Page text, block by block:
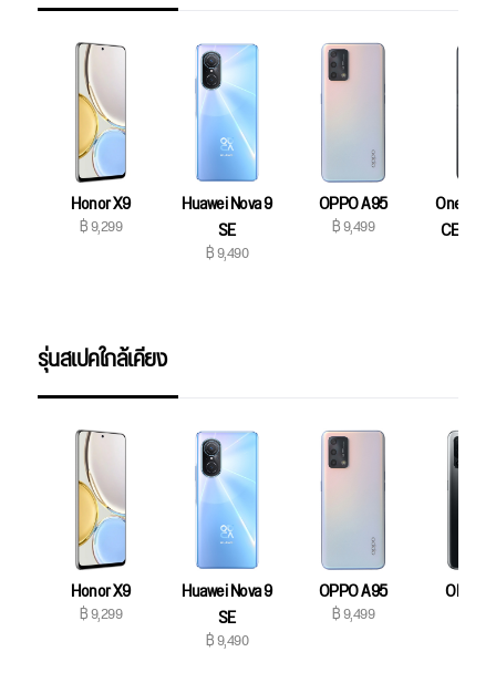
Honor X9
฿ 9,299
Huawei Nova 9
SE
฿ 9,490
OPPO A95
฿ 9,499
OnePlus
CE 2
รุ่นสเปคใกล้เคียง
Honor X9
฿ 9,299
Huawei Nova 9
SE
฿ 9,490
OPPO A95
฿ 9,499
OPPO